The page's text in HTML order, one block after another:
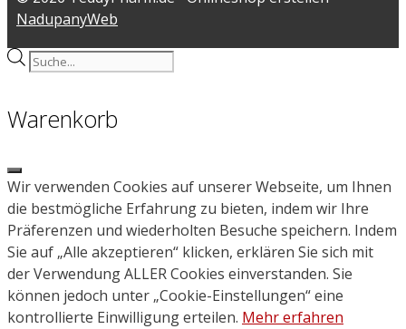
NadupanyWeb
Products
Warenkorb
Close
Wir verwenden Cookies auf unserer Webseite, um Ihnen
die bestmögliche Erfahrung zu bieten, indem wir Ihre
Präferenzen und wiederholten Besuche speichern. Indem
Sie auf „Alle akzeptieren“ klicken, erklären Sie sich mit
der Verwendung ALLER Cookies einverstanden. Sie
können jedoch unter „Cookie-Einstellungen“ eine
kontrollierte Einwilligung erteilen. Mehr erfahren